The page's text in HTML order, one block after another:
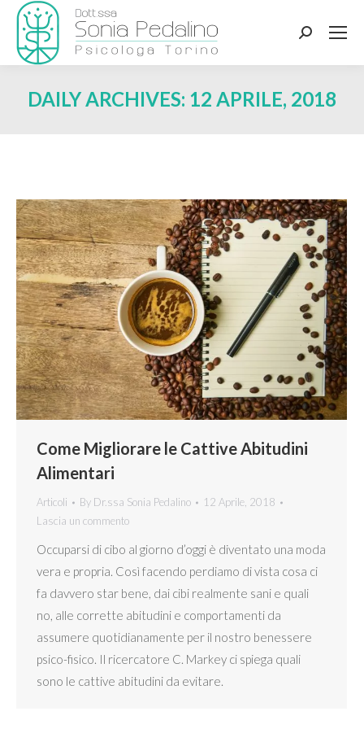
Search:
DAILY ARCHIVES: 12 APRILE, 2018
Come Migliorare le Cattive Abitudini
Alimentari
Articoli By Dr.ssa Sonia Pedalino
12 Aprile, 2018
Lascia un commento
Occuparsi di cibo al giorno d’oggi è diventato una moda
vera e propria. Così facendo perdiamo di vista cosa ci
fa davvero star bene, dai cibi realmente sani e quali
no, alle corrette abitudini e comportamenti da
assumere quotidianamente per il nostro benessere
psico-fisico. Il ricercatore C. Markey ci spiega quali
sono le cattive abitudini da evitare.